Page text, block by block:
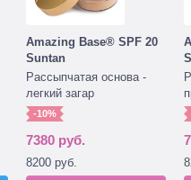
Amazing Base® SPF 20
Suntan
Рассыпчатая основа -
легкий загар
-10%
7380 руб.
8200 руб.